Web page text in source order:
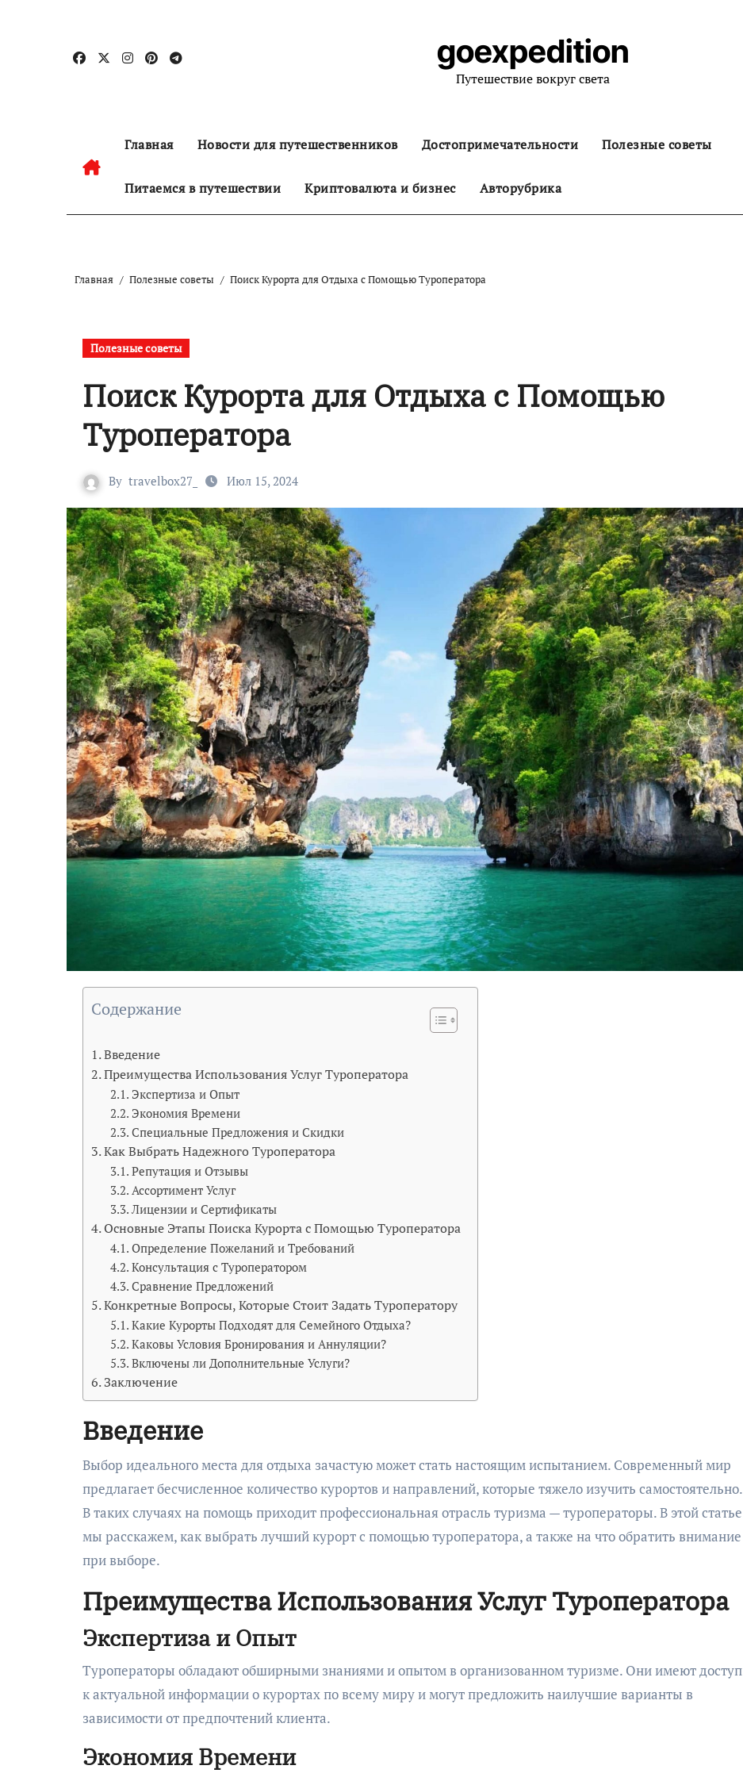
содержанию
goexpedition
Путешествие вокруг света
Главная Новости для путешественников Достопримечательности Полезные советы
Питаемся в путешествии Криптовалюта и бизнес Авторубрика
Главная Полезные советы Поиск Курорта для Отдыха с Помощью Туроператора
Полезные советы
Поиск Курорта для Отдыха с Помощью
Туроператора
By travelbox27_ Июл 15, 2024
Содержание
Введение
Преимущества Использования Услуг Туроператора
Экспертиза и Опыт
Экономия Времени
Специальные Предложения и Скидки
Как Выбрать Надежного Туроператора
Репутация и Отзывы
Ассортимент Услуг
Лицензии и Сертификаты
Основные Этапы Поиска Курорта с Помощью Туроператора
Определение Пожеланий и Требований
Консультация с Туроператором
Сравнение Предложений
Конкретные Вопросы, Которые Стоит Задать Туроператору
Какие Курорты Подходят для Семейного Отдыха?
Каковы Условия Бронирования и Аннуляции?
Включены ли Дополнительные Услуги?
Заключение
Введение
Выбор идеального места для отдыха зачастую может стать настоящим испытанием. Современный мир
предлагает бесчисленное количество курортов и направлений, которые тяжело изучить самостоятельно.
В таких случаях на помощь приходит профессиональная отрасль туризма — туроператоры. В этой статье
мы расскажем, как выбрать лучший курорт с помощью туроператора, а также на что обратить внимание
при выборе.
Преимущества Использования Услуг Туроператора
Экспертиза и Опыт
Туроператоры обладают обширными знаниями и опытом в организованном туризме. Они имеют доступ
к актуальной информации о курортах по всему миру и могут предложить наилучшие варианты в
зависимости от предпочтений клиента.
Экономия Времени